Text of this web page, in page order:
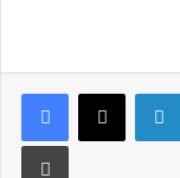
Yazdır